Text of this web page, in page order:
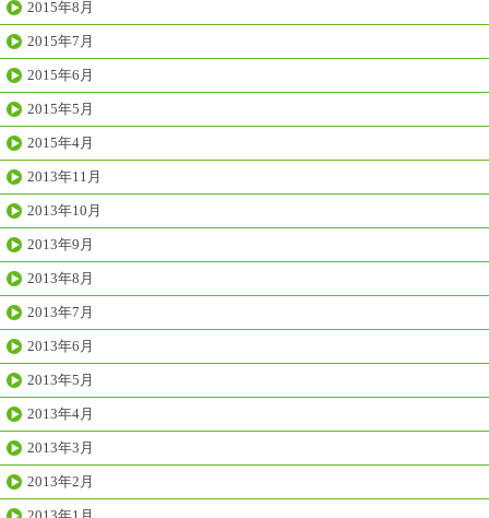
2015年8月
2015年7月
2015年6月
2015年5月
2015年4月
2013年11月
2013年10月
2013年9月
2013年8月
2013年7月
2013年6月
2013年5月
2013年4月
2013年3月
2013年2月